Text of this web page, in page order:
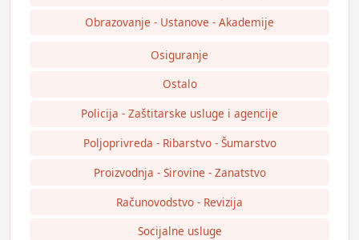
Obrazovanje - Ustanove - Akademije
Osiguranje
Ostalo
Policija - Zaštitarske usluge i agencije
Poljoprivreda - Ribarstvo - Šumarstvo
Proizvodnja - Sirovine - Zanatstvo
Računovodstvo - Revizija
Socijalne usluge